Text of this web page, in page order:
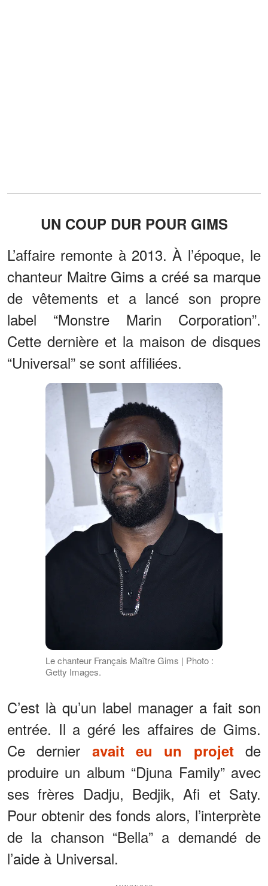
UN COUP DUR POUR GIMS
L’affaire remonte à 2013. À l’époque, le
chanteur Maitre Gims a créé sa marque
de vêtements et a lancé son propre
label “Monstre Marin Corporation”.
Cette dernière et la maison de disques
“Universal” se sont affiliées.
Le chanteur Français Maître Gims | Photo :
Getty Images.
C’est là qu’un label manager a fait son
entrée. Il a géré les affaires de Gims.
Ce dernier avait eu un projetde
produire un album “Djuna Family” avec
ses frères Dadju, Bedjik, Afi et Saty.
Pour obtenir des fonds alors, l’interprète
de la chanson “Bella” a demandé de
l’aide à Universal.